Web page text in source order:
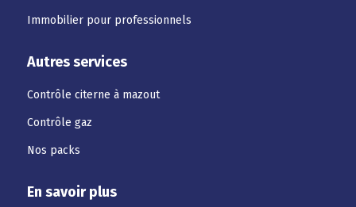
Immobilier pour professionnels
Autres services
Contrôle citerne à mazout
Contrôle gaz
Nos packs
En savoir plus